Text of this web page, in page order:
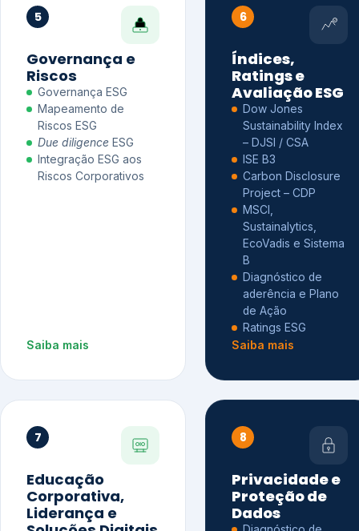
5
Governança e
Riscos
Governança ESG
Mapeamento de
Riscos ESG
Due diligence ESG
Integração ESG aos
Riscos Corporativos
Saiba mais
6
Índices,
Ratings e
Avaliação ESG
Dow Jones
Sustainability Index
– DJSI / CSA
ISE B3
Carbon Disclosure
Project – CDP
MSCI,
Sustainalytics,
EcoVadis e Sistema
B
Diagnóstico de
aderência e Plano
de Ação
Ratings ESG
Saiba mais
7
Educação
Corporativa,
Liderança e
8
Privacidade e
Proteção de
Dados